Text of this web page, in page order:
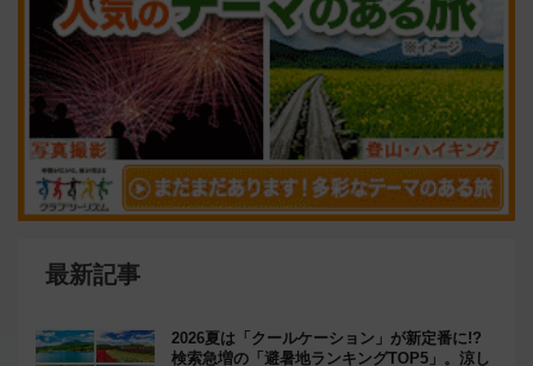
最新記事
2026夏は「クールケーション」が新定番に!?
検索急増の「避暑地ランキングTOP5」。涼し